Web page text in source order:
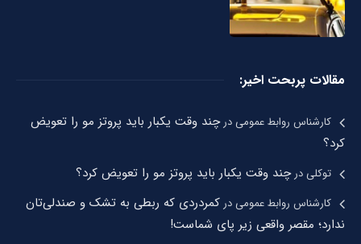
مقالات پربحت اخیر:
کارشناس روابط عمومیدرچند وقت یکبار باید پروتز مو را تعویض
کرد؟
توکلیدرچند وقت یکبار باید پروتز مو را تعویض کرد؟
کارشناس روابط عمومیدر کمردردی که ربطی به تشک و صندلی‌تان
ندارد؛ مقصر واقعی زیر پای شماست!